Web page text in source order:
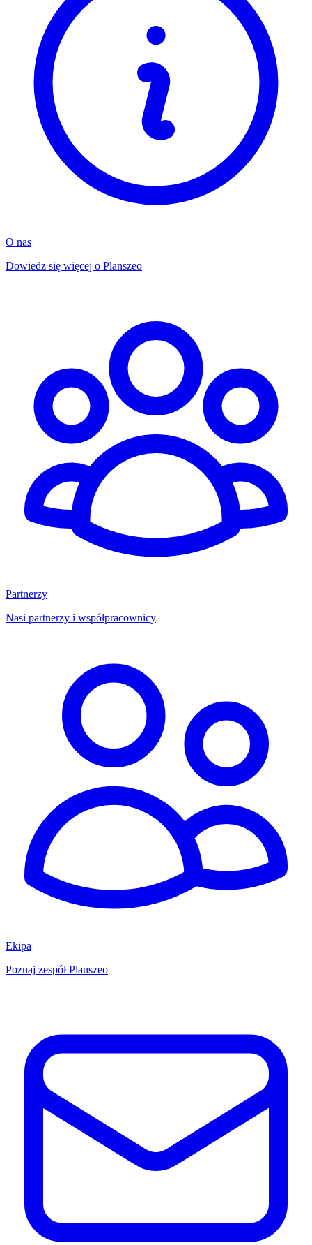
O nas
Dowiedz się więcej o Planszeo
Partnerzy
Nasi partnerzy i współpracownicy
Ekipa
Poznaj zespół Planszeo